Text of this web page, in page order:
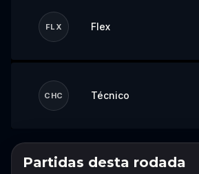
FLX Flex
CHC Técnico
Não perca o
Partidas desta rodada